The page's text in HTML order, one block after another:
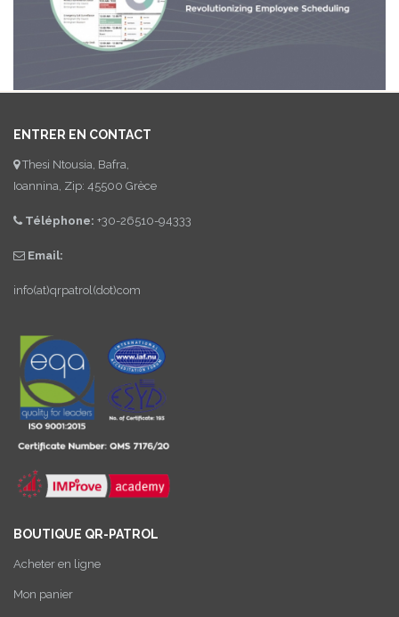
ENTRER EN CONTACT
Thesi Ntousia, Bafra,
Ioannina, Zip: 45500 Grèce
Téléphone: +30-26510-94333
Email:
info(at)qrpatrol(dot)com
BOUTIQUE QR-PATROL
Acheter en ligne
Mon panier